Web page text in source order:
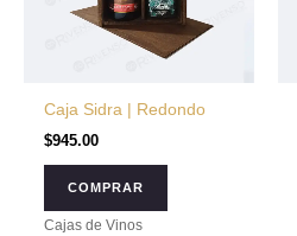
Caja Sidra | Redondo
$945.00
COMPRAR
Cajas de Vinos